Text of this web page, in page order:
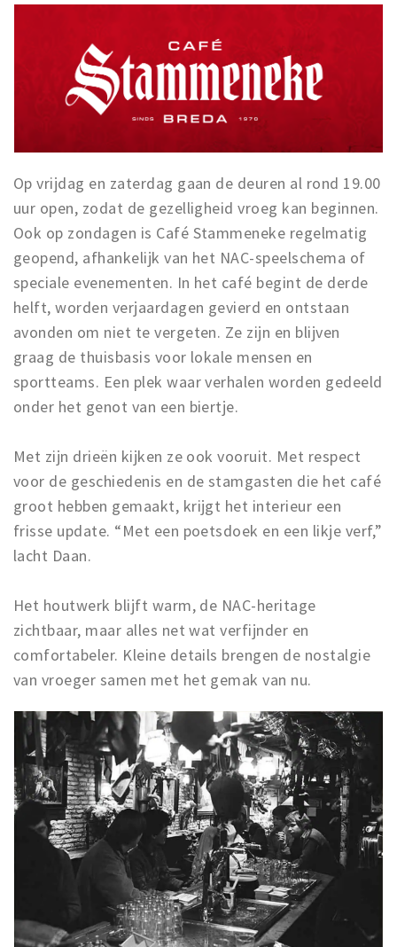
Op vrijdag en zaterdag gaan de deuren al rond 19.00
uur open, zodat de gezelligheid vroeg kan beginnen.
Ook op zondagen is Café Stammeneke regelmatig
geopend, afhankelijk van het NAC-speelschema of
speciale evenementen. In het café begint de derde
helft, worden verjaardagen gevierd en ontstaan
avonden om niet te vergeten. Ze zijn en blijven
graag de thuisbasis voor lokale mensen en
sportteams. Een plek waar verhalen worden gedeeld
onder het genot van een biertje.
Met zijn drieën kijken ze ook vooruit. Met respect
voor de geschiedenis en de stamgasten die het café
groot hebben gemaakt, krijgt het interieur een
frisse update. “Met een poetsdoek en een likje verf,”
lacht Daan.
Het houtwerk blijft warm, de NAC-heritage
zichtbaar, maar alles net wat verfijnder en
comfortabeler. Kleine details brengen de nostalgie
van vroeger samen met het gemak van nu.